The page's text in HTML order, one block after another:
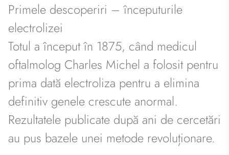
Primele descoperiri – începuturile
electrolizei
Totul a început în 1875, când medicul
oftalmolog Charles Michel a folosit pentru
prima dată electroliza pentru a elimina
definitiv genele crescute anormal.
Rezultatele publicate după ani de cercetări
au pus bazele unei metode revoluționare.